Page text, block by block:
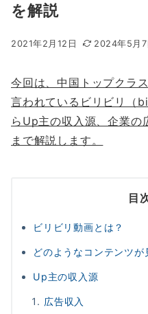
を解説
2021年2月12日 2024年5月7
今回は、中国トップクラ
言われているビリビリ（
らUp主の収入源、企業の
まで解説します。
目
ビリビリ動画とは？
どのようなコンテンツ
Up主の収入源
広告収入